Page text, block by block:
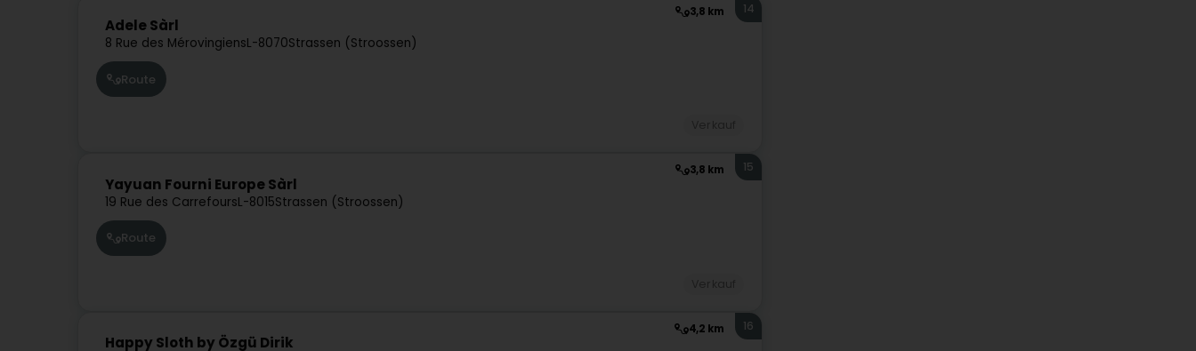
3,8 km
Adele Sàrl
8 Rue des MérovingiensL-8070Strassen (Stroossen)
14
Route
3,8 km
Yayuan Fourni Europe Sàrl
19 Rue des CarrefoursL-8015Strassen (Stroossen)
15
Route
4,2 km
Happy Sloth by Özgü Dirik
16